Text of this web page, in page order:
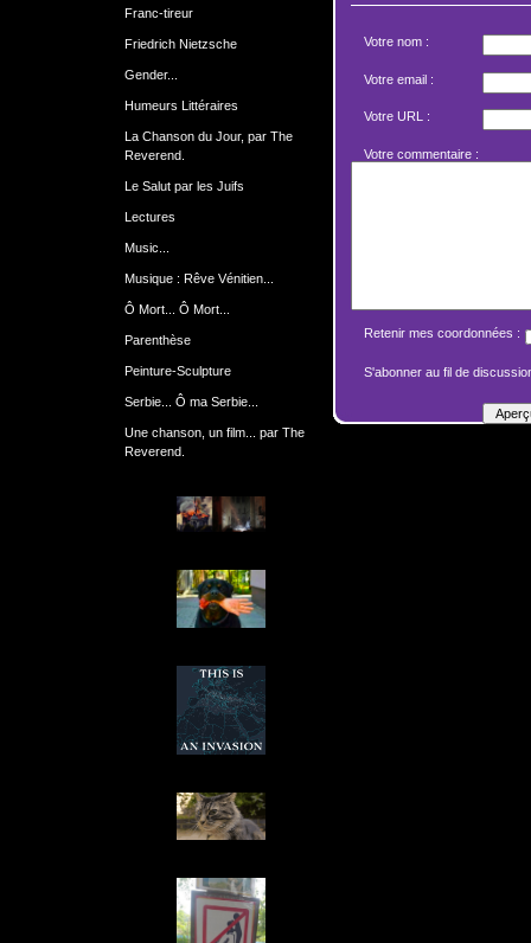
Franc-tireur
Friedrich Nietzsche
Gender...
Humeurs Littéraires
La Chanson du Jour, par The
Reverend.
Le Salut par les Juifs
Lectures
Music...
Musique : Rêve Vénitien...
Ô Mort... Ô Mort...
Parenthèse
Peinture-Sculpture
Serbie... Ô ma Serbie...
Une chanson, un film... par The
Reverend.
Votre nom :
Votre email :
Votre URL :
Votre commentaire :
Retenir mes coordonnées :
S'abonner au fil de